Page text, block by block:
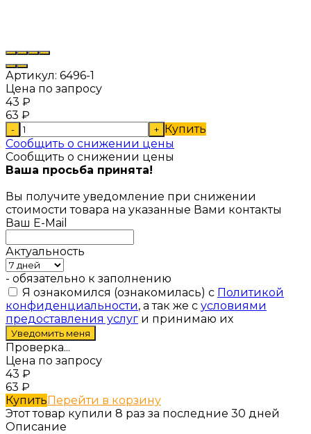
Артикул: 6496-1
Цена по запросу
43 ₽
63 ₽
- + Купить
Сообщить о снижении цены
Сообщить о снижении цены
Ваша просьба принята!
Вы получите уведомление при снижении
стоимости товара на указанные Вами контакты
Ваш E-Mail
Актуальность
- обязательно к заполнению
Я ознакомился (ознакомилась) с Политикой
конфиденциальности, а так же с условиями
предоставления услуг и принимаю их
Проверка...
Цена по запросу
43 ₽
63 ₽
КупитьПерейти в корзину
Этот товар купили 8 раз за последние 30 дней
Описание